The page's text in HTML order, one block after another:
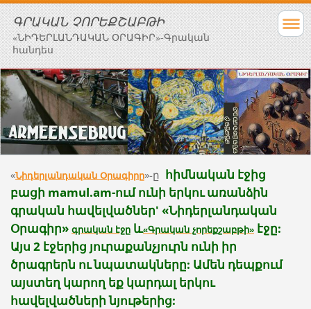
ԳՐԱԿԱՆ ՉՈՐԵՔՇԱԲԹԻ
«ՆԻԴԵՐԼԱՆԴԱԿԱՆ ՕՐԱԳԻՐ»-Գրական
հանդես
«Նիդերլանդական Օրագիրը»-ը հիմնական էջից
բացի mamul.am-ում ունի երկու առանձին
գրական հավելվածներ' «Նիդերլանդական
Օրագիր» գրական էջըև«Գրական չորեքշաբթի»էջը:
Այս 2 էջերից յուրաքանչյուրն ունի իր
ծրագրերն ու նպատակները: Ամեն դեպքում
այստեղ կարող եք կարդալ երկու
հավելվածների նյութերից: